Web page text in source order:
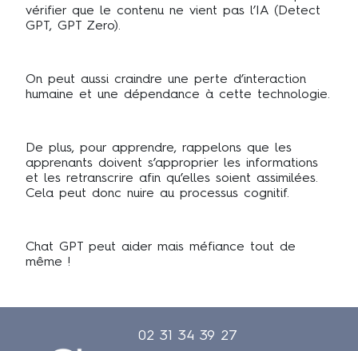
vérifier que le contenu ne vient pas l’IA (Detect
GPT, GPT Zero).
On peut aussi craindre une perte d’interaction
humaine et une dépendance à cette technologie.
De plus, pour apprendre, rappelons que les
apprenants doivent s’approprier les informations
et les retranscrire afin qu’elles soient assimilées.
Cela peut donc nuire au processus cognitif.
Chat GPT peut aider mais méfiance tout de
même !
02 31 34 39 27